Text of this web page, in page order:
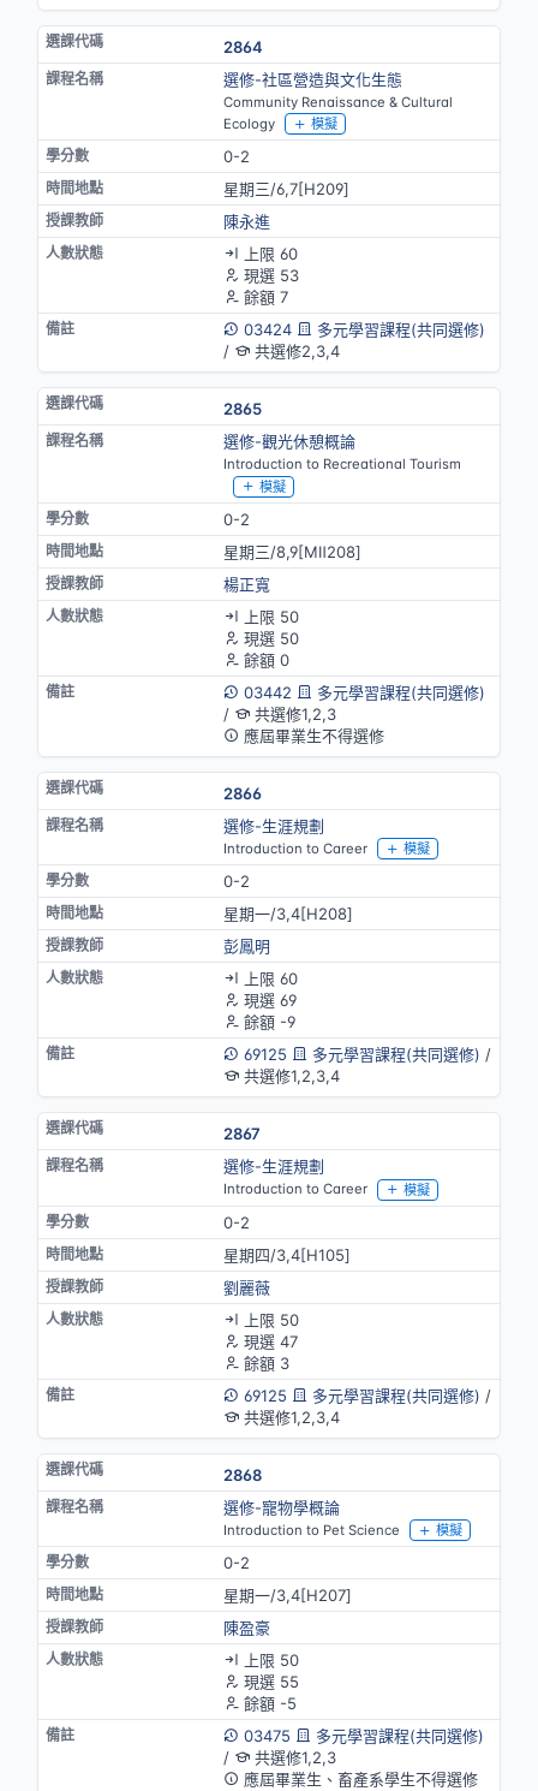
2864
選修-社區營造與文化生態
Community Renaissance & Cultural
Ecology
模擬
0-2
星期三/6,7[H209]
陳永進
上限 60
現選 53
餘額 7
03424
多元學習課程(共同選修)
/
共選修2,3,4
2865
選修-觀光休憩概論
Introduction to Recreational Tourism
模擬
0-2
星期三/8,9[MⅡ208]
楊正寬
上限 50
現選 50
餘額 0
03442
多元學習課程(共同選修)
/
共選修1,2,3
應屆畢業生不得選修
2866
選修-生涯規劃
Introduction to Career 模擬
0-2
星期一/3,4[H208]
彭鳳明
上限 60
現選 69
餘額 -9
69125
多元學習課程(共同選修) /
共選修1,2,3,4
2867
選修-生涯規劃
Introduction to Career 模擬
0-2
星期四/3,4[H105]
劉麗薇
上限 50
現選 47
餘額 3
69125
多元學習課程(共同選修) /
共選修1,2,3,4
2868
選修-寵物學概論
Introduction to Pet Science 模擬
0-2
星期一/3,4[H207]
陳盈豪
上限 50
現選 55
餘額 -5
03475
多元學習課程(共同選修)
/
共選修1,2,3
應屆畢業生、畜產系學生不得選修